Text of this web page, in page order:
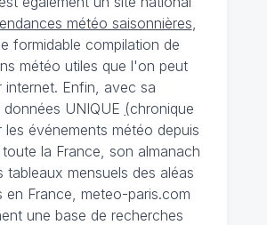
météo saisonnières
formidable compilation de
météo utiles que l'on peut
internet. Enfin, avec sa
UNIQUE (chronique
les événements météo depuis
la France, son almanach
tableaux mensuels des aléas
en France, meteo-paris.com
une base de recherches